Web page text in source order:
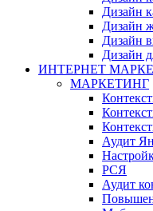
Дизайн
Дизайн
Дизайн
Дизайн
ИНТЕРНЕТ
МАРКЕТИНГ
Аудит
РСЯ
Аудит